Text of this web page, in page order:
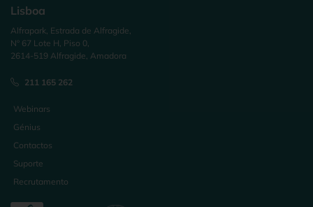
Lisboa
Alfrapark, Estrada de Alfragide,
Nº 67 Lote H, Piso 0,
2614-519 Alfragide, Amadora
211 165 262
Webinars
Génius
Contactos
Suporte
Recrutamento